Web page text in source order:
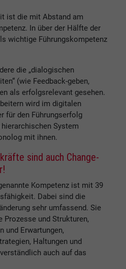
ist die mit Abstand am
In über der Hälfte der
wichtige Führungskompetenz
die „dialogischen
(wie Feedback-geben,
als erfolgsrelevant gesehen.
wird im digitalen
für den Führungserfolg
System
mit ihnen.
sind auch Change-
Kompetenz ist mit 39
Dabei sind die
sehr umfassend. Sie
Prozesse und Strukturen,
und Erwartungen,
Haltungen und
auch auf das